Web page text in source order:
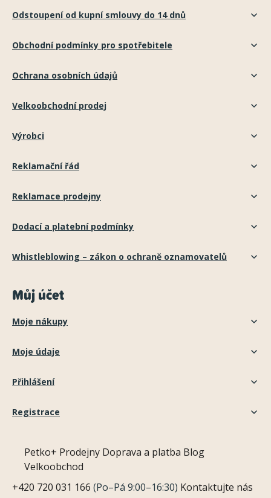
Odstoupení od kupní smlouvy do 14 dnů
Obchodní podmínky pro spotřebitele
Ochrana osobních údajů
Velkoobchodní prodej
Výrobci
Reklamační řád
Reklamace prodejny
Dodací a platební podmínky
Whistleblowing – zákon o ochraně oznamovatelů
Můj účet
Moje nákupy
Moje údaje
Přihlášení
Registrace
Petko+ Prodejny Doprava a platba Blog
Velkoobchod
+420 720 031 166 (Po–Pá 9:00–16:30) Kontaktujte nás